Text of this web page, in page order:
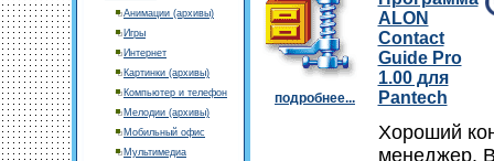
Анимации (архивы)
Игры
Интернет
Картинки (архивы)
Компьютер и телефон
Мелодии (архивы)
Мобильный офис
Мультимедиа
подробнее...
ALON
Contact
Guide Pro
1.00 для
Pantech
Хороший
менеджер.